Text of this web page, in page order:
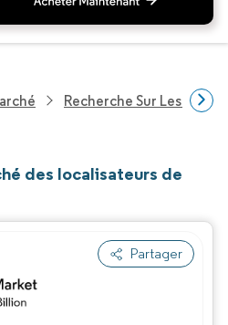
Recherche Sur Les
des localisateurs de
Partager